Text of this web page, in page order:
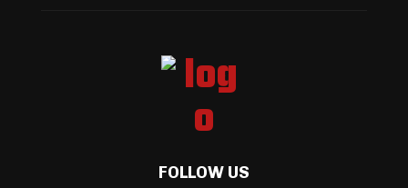
FOLLOW US